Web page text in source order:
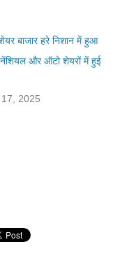
बाजार हरे निशान में हुआ
और ऑटो शेयरों में हुई
2025